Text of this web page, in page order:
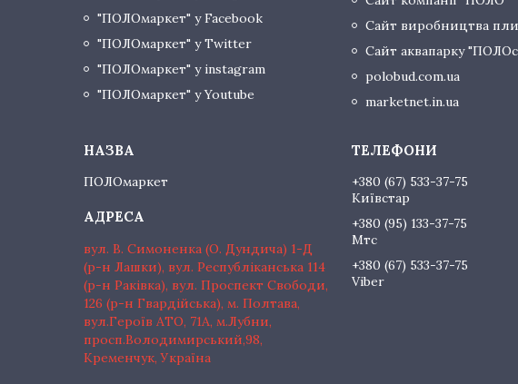
"ПОЛОмаркет" у Facebook
"ПОЛОмаркет" у Twitter
"ПОЛОмаркет" у instagram
"ПОЛОмаркет" у Youtube
Сайт виробництва
Сайт аквапарку
polobud.com.ua
marketnet.in.ua
ПОЛОмаркет
вул. В. Симоненка (О. Дундича) 1-Д
(р-н Лашки), вул. Республіканська 114
(р-н Раківка), вул. Проспект Свободи,
126 (р-н Гвардійська), м. Полтава,
вул.Героїв АТО, 71А, м.Лубни,
просп.Володимирський,98,
Кременчук, Україна
+380 (67) 533-37-75
Київстар
+380 (95) 133-37-75
Мтс
+380 (67) 533-37-75
Viber